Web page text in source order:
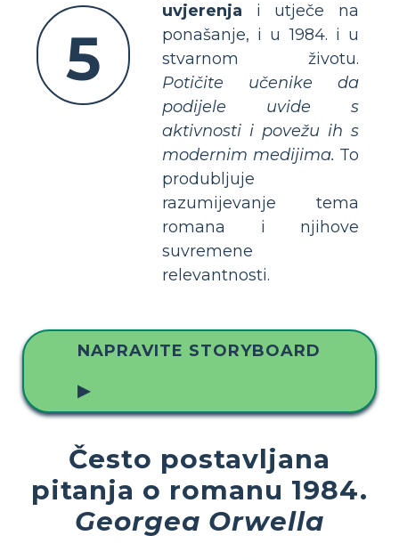
5
uvjerenja i utječe na
ponašanje, i u 1984. i u
stvarnom životu.
Potičite učenike da
podijele uvide s
aktivnosti i povežu ih s
modernim medijima. To
produbljuje
razumijevanje tema
romana i njihove
suvremene
relevantnosti.
NAPRAVITE STORYBOARD
▶
Često postavljana
pitanja o romanu 1984.
Georgea Orwella